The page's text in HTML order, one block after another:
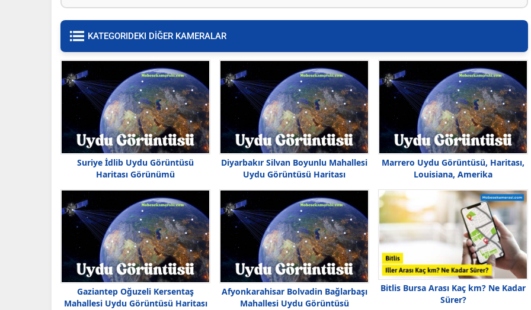
KATEGORIDEKI DİĞER KAMERALAR
Suriye İdlib Uydu Görüntüsü
Haritası Görünümü
Diyarbakır Silvan Boyunlu Mahallesi
Uydu Görüntüsü Haritası
Marrero Uydu Görüntüsü, Haritası,
Louisiana, Amerika
Gaziantep Oğuzeli Kersentaş
Mahallesi Uydu Görüntüsü Haritası
Afyonkarahisar Bolvadin Bağlarbaşı
Mahallesi Uydu Görüntüsü
Bitlis Bursa Arası Kaç km? Ne Kadar
Sürer?